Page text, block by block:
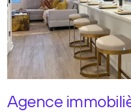
Agence